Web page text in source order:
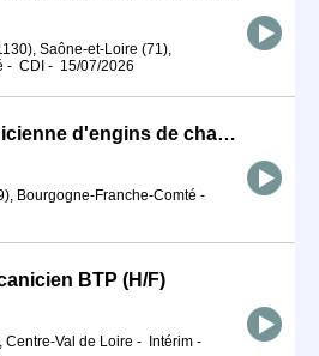
Saône-et-Loire (71),
- CDI - 15/07/2026
Mécanicien / Mécanicienne d'engins de chantier et de travaux publ (H/F)
Bourgogne-Franche-Comté -
BTP (H/F)
Centre-Val de Loire - Intérim -